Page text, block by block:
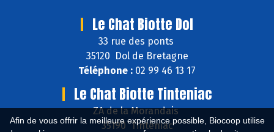
Afin de vous offrir la meilleure expérience possible, Biocoop utilise
Le Chat Biotte Dol
33 rue des ponts
35120 Dol de Bretagne
Téléphone : 02 99 46 13 17
Le Chat Biotte Tinteniac
ZA de la Morandais
35190 Tinténiac